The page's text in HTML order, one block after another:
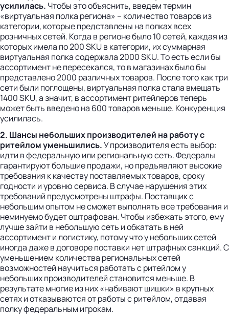
усилилась. Чтобы это объяснить, введем термин
«виртуальная полка региона» – количество товаров из
категории, которые представлены на полках всех
розничных сетей. Когда в регионе было 10 сетей, каждая из
которых имела по 200 SKU в категории, их суммарная
виртуальная полка содержала 2000 SKU. То есть если бы
ассортимент не пересекался, то в магазинах было бы
представлено 2000 различных товаров. После того как три
сети были поглощены, виртуальная полка стала вмещать
1400 SKU, а значит, в ассортимент ритейлеров теперь
может быть введено на 600 товаров меньше. Конкуренция
усилилась.
2. Шансы небольших производителей на работу с
ритейлом уменьшились.У производителя есть выбор:
идти в федеральную или региональную сеть. Федералы
гарантируют большие продажи, но предъявляют высокие
требования к качеству поставляемых товаров, сроку
годности и уровню сервиса. В случае нарушения этих
требований предусмотрены штрафы. Поставщик с
небольшим опытом не сможет выполнять все требования и
неминуемо будет оштрафован. Чтобы избежать этого, ему
лучше зайти в небольшую сеть и обкатать в ней
ассортимент и логистику, потому что у небольших сетей
иногда даже в договоре поставки нет штрафных санкций. С
уменьшением количества региональных сетей
возможностей научиться работать с ритейлом у
небольших производителей становится меньше. В
результате многие из них «набивают шишки» в крупных
сетях и отказываются от работы с ритейлом, отдавая
полку федеральным игрокам.